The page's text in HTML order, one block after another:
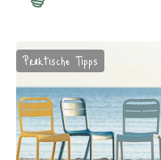
Praktische Tipps